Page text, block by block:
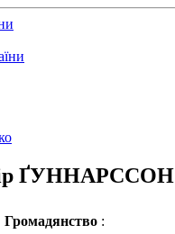
ҐУННАРССОН
Громадянство :